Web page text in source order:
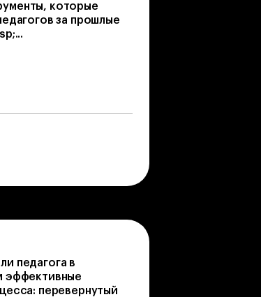
которые
за прошлые
педагога в
эффективные
перевернутый